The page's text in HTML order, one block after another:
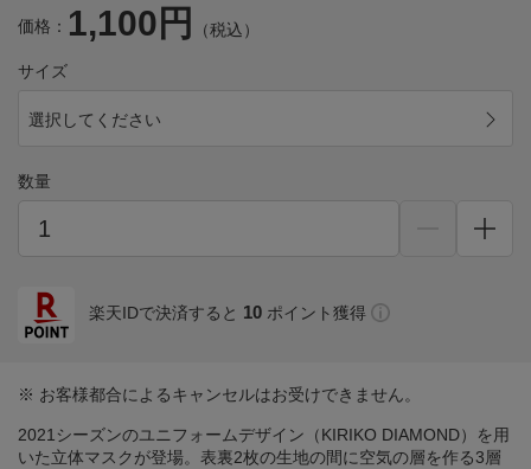
価格： 1,100円 （税込）
サイズ
選択してください
数量
楽天IDで決済すると 10 ポイント獲得
※ お客様都合によるキャンセルはお受けできません。
2021シーズンのユニフォームデザイン（KIRIKO DIAMOND）を用
いた立体マスクが登場。表裏2枚の生地の間に空気の層を作る3層